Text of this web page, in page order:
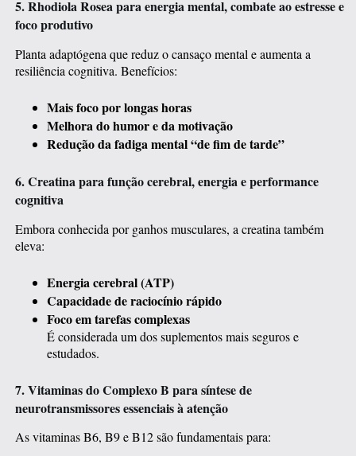
5. Rhodiola Rosea para energia mental, combate ao estresse e
foco produtivo
Planta adaptógena que reduz o cansaço mental e aumenta a
resiliência cognitiva. Benefícios:
Mais foco por longas horas
Melhora do humor e da motivação
Redução da fadiga mental “de fim de tarde”
6. Creatina para função cerebral, energia e performance
cognitiva
Embora conhecida por ganhos musculares, a creatina também
eleva:
Energia cerebral (ATP)
Capacidade de raciocínio rápido
Foco em tarefas complexas
É considerada um dos suplementos mais seguros e
estudados.
7. Vitaminas do Complexo B para síntese de
neurotransmissores essenciais à atenção
As vitaminas B6, B9 e B12 são fundamentais para: